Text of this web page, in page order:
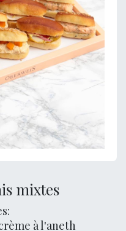
mixtes
à l'aneth